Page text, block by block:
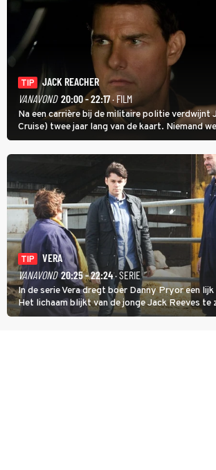
TIP
JACK REACHER
VANAVOND 20:00 - 22:17· FILM
Na een carrière bij de militaire politie verdwijnt
Cruise) twee jaar lang van de kaart. Niemand
uithangt, totdat moordverdachte James Barr
TIP
VERA
VANAVOND 20:25 - 22:24· SERIE
In de serie Vera dregt boer Danny Pryor een
Het lichaam blijkt van de jonge Jack Reeves te
homoseksuele woonwagenbewoner had